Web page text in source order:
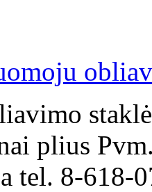
plius
tel. 8-618-